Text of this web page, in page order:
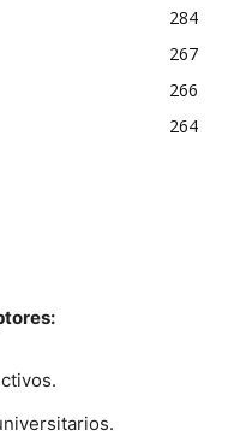
284
267
266
264